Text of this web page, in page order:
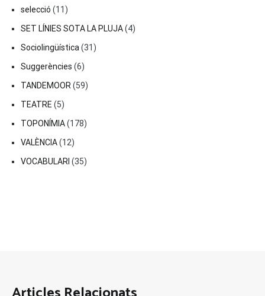
selecció (11)
SET LÍNIES SOTA LA PLUJA(4)
Sociolingüística (31)
Suggerències (6)
TANDEMOOR (59)
TEATRE (5)
TOPONÍMIA(178)
VALÈNCIA(12)
VOCABULARI (35)